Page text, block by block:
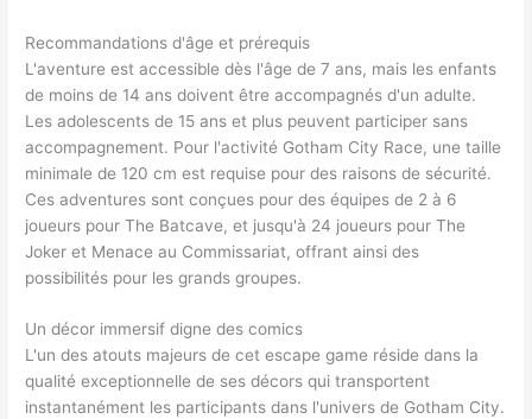
Recommandations d'âge et prérequis
L'aventure est accessible dès l'âge de 7 ans, mais les enfants
de moins de 14 ans doivent être accompagnés d'un adulte.
Les adolescents de 15 ans et plus peuvent participer sans
accompagnement. Pour l'activité Gotham City Race, une taille
minimale de 120 cm est requise pour des raisons de sécurité.
Ces adventures sont conçues pour des équipes de 2 à 6
joueurs pour The Batcave, et jusqu'à 24 joueurs pour The
Joker et Menace au Commissariat, offrant ainsi des
possibilités pour les grands groupes.
Un décor immersif digne des comics
L'un des atouts majeurs de cet escape game réside dans la
qualité exceptionnelle de ses décors qui transportent
instantanément les participants dans l'univers de Gotham City.